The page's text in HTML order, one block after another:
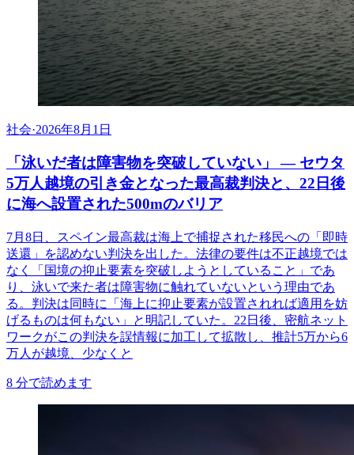
社会·2026年8月1日
「泳いだ者は障害物を突破していない」 ― セウタ
5万人越境の引き金となった最高裁判決と、22日後
に海へ設置された500mのバリア
7月8日、スペイン最高裁は海上で捕捉された移民への「即時
送還」を認めない判決を出した。法律の要件は不正越境では
なく「国境の抑止要素を突破しようとしていること」であ
り、泳いで来た者は障害物に触れていないという理由であ
る。判決は同時に「海上に抑止要素が設置されれば適用を妨
げるものは何もない」と明記していた。22日後、密航ネット
ワークがこの判決を誤情報に加工して拡散し、推計5万から6
万人が越境、少なくと
8 分で読めます